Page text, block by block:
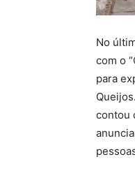
No
com o
para
contou